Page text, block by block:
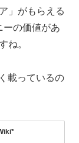
」がもらえる
ーの価値があ
ね。
載っているの